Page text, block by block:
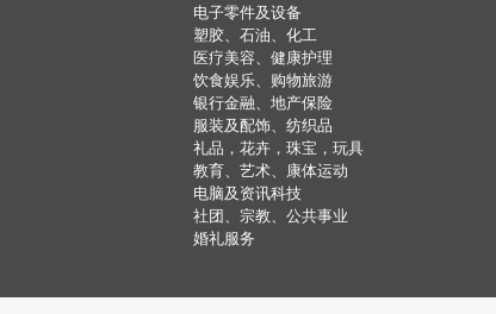
电子零件及设备
塑胶、石油、化工
医疗美容、健康护理
饮食娱乐、购物旅游
银行金融、地产保险
服装及配饰、纺织品
礼品，花卉，珠宝，玩具
教育、艺术、康体运动
电脑及资讯科技
社团、宗教、公共事业
婚礼服务